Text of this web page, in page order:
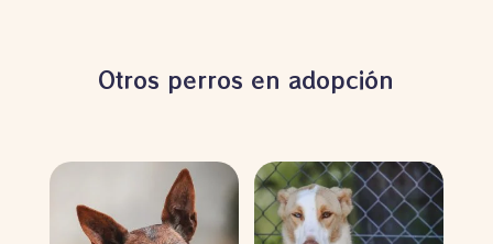
Otros perros en adopción